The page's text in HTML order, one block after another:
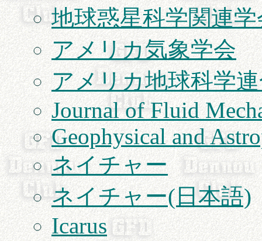
地球惑星科学関連
アメリカ気象学会
アメリカ地球科学
Journal of Fluid
Geophysical and
ネイチャー
ネイチャー(日本語)
Icarus